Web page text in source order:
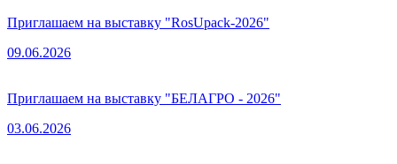
Приглашаем на выставку "RosUpack-2026"
09.06.2026
Приглашаем на выставку "БЕЛАГРО - 2026"
03.06.2026